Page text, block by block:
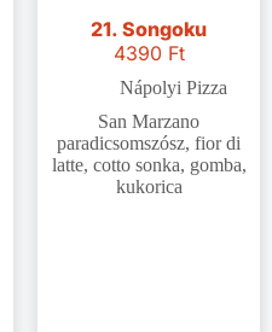
21. Songoku
4390 Ft
Nápolyi Pizza
San Marzano
paradicsomszósz, fior di
latte, cotto sonka, gomba,
kukorica